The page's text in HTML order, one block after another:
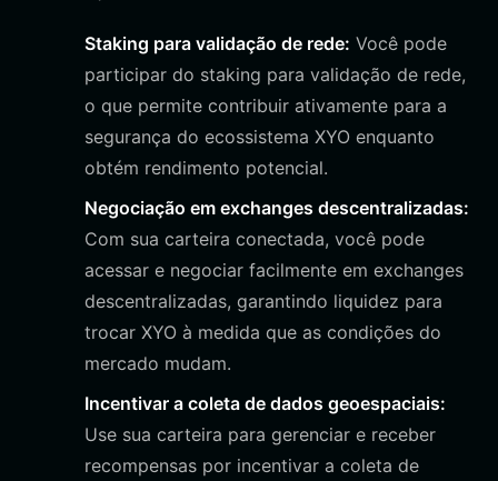
Staking para validação de rede: Você pode
participar do staking para validação de rede,
o que permite contribuir ativamente para a
segurança do ecossistema XYO enquanto
obtém rendimento potencial.
Negociação em exchanges descentralizadas:
Com sua carteira conectada, você pode
acessar e negociar facilmente em exchanges
descentralizadas, garantindo liquidez para
trocar XYO à medida que as condições do
mercado mudam.
Incentivar a coleta de dados geoespaciais:
Use sua carteira para gerenciar e receber
recompensas por incentivar a coleta de